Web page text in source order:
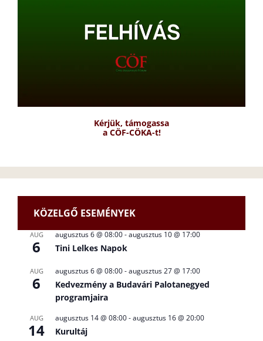
Kérjük, támogassa
a CÖF-CÖKA-t!
KÖZELGŐ ESEMÉNYEK
AUG
6
augusztus 6 @ 08:00-augusztus 10 @ 17:00
Tini Lelkes Napok
AUG
6
augusztus 6 @ 08:00-augusztus 27 @ 17:00
Kedvezmény a Budavári Palotanegyed
programjaira
AUG
14
augusztus 14 @ 08:00-augusztus 16 @ 20:00
Kurultáj